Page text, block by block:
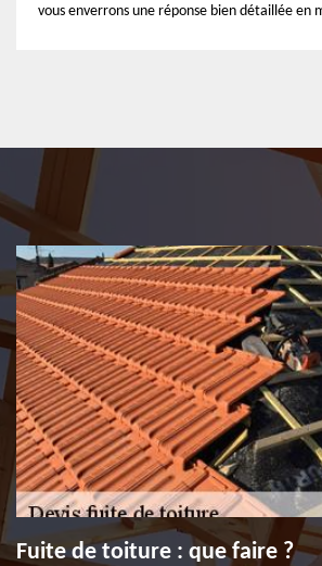
vous enverrons une réponse bien détaillée en
Fuite de toiture : que faire ?